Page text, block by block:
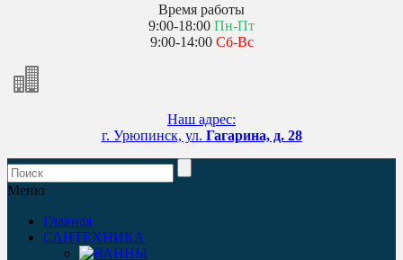
Время работы
9:00-18:00 Пн-Пт
9:00-14:00 Сб-Вс
Наш адрес:
г. Урюпинск, ул. Гагарина, д. 28
Меню
Главная
САНТЕХНИКА